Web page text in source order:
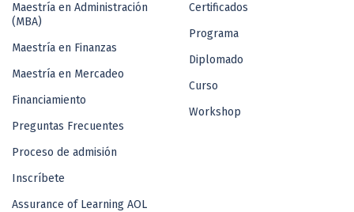
Maestría en Administración
(MBA)
Maestría en Finanzas
Maestría en Mercadeo
Financiamiento
Preguntas Frecuentes
Proceso de admisión
Inscríbete
Assurance of Learning AOL
Certificados
Programa
Diplomado
Curso
Workshop